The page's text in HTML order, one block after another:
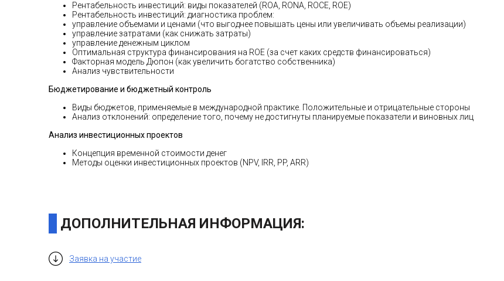
Рентабельность инвестиций: виды показателей (ROA, RONA, ROCE, ROE)
Рентабельность инвестиций: диагностика проблем:
управление объемами и ценами (что выгоднее повышать цены или увеличивать объемы реализации)
управление затратами (как снижать затраты)
управление денежным циклом
Оптимальная структура финансирования на ROE (за счет каких средств финансироваться)
Факторная модель Дюпон (как увеличить богатство собственника)
Анализ чувствительности
Бюджетирование и бюджетный контроль
Виды бюджетов, применяемые в международной практике. Положительные и отрицательные стороны
Анализ отклонений: определение того, почему не достигнуты планируемые показатели и виновных лиц
Анализ инвестиционных проектов
Концепция временной стоимости денег
Методы оценки инвестиционных проектов (NPV, IRR, PP, ARR)
ДОПОЛНИТЕЛЬНАЯ ИНФОРМАЦИЯ:
Заявка на участие